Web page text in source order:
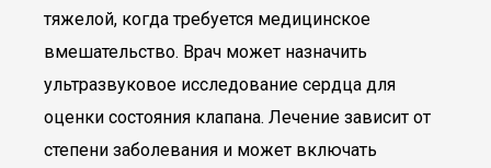
тяжелой, когда требуется медицинское
вмешательство. Врач может назначить
ультразвуковое исследование сердца для
оценки состояния клапана. Лечение зависит от
степени заболевания и может включать